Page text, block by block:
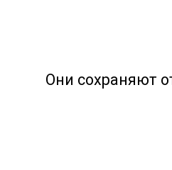
Они сохраняют